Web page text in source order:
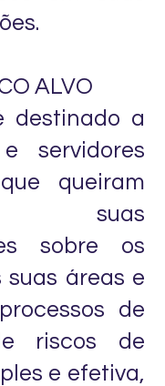
ALVO
destinado a
servidores
queiram
suas
sobre os
suas áreas e
de
riscos de
e efetiva,